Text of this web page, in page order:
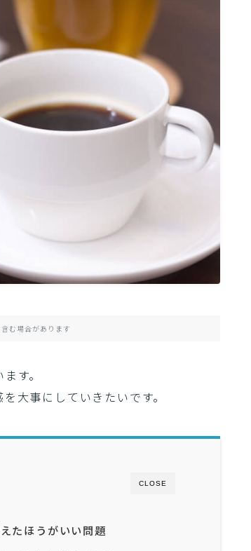
セルフマネジメント
日常
む場合があります
す。
大事にしていきたいです。
CLOSE
たほうがいい問題